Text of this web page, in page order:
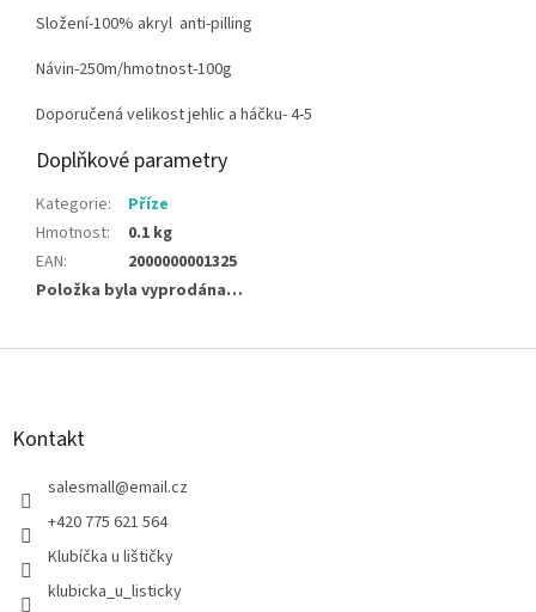
Složení-100% akryl anti-pilling
Návin-250m/hmotnost-100g
Doporučená velikost jehlic a háčku- 4-5
Doplňkové parametry
Kategorie:
Příze
Hmotnost:
0.1 kg
EAN:
2000000001325
Položka byla vyprodána…
Z
Kontakt
salesmall@email.cz
+420 775 621 564
Klubíčka u lištičky
klubicka_u_listicky